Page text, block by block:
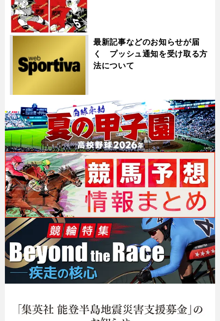
最新記事などのお知らせが届
く プッシュ通知を受け取る方
法について